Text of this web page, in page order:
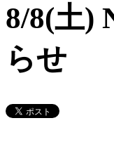
8/8(土)
らせ